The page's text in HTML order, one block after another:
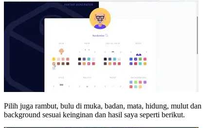
Pilih juga rambut, bulu di muka, badan, mata, hidung, mulut dan
background sesuai keinginan dan hasil saya seperti berikut.